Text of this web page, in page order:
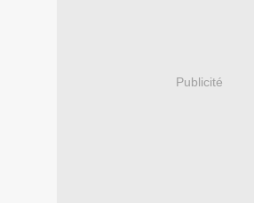
Publicité